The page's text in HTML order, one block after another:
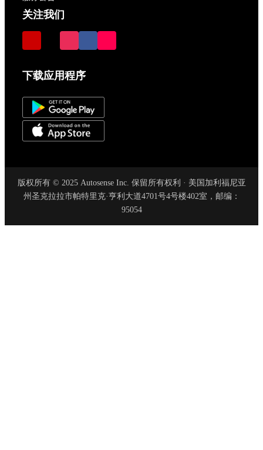
关注我们
下载应用程序
版权所有 © 2025 Autosense Inc. 保留所有权利 · 美国加利福尼亚
州圣克拉拉市帕特里克·亨利大道4701号4号楼402室，邮编：
95054